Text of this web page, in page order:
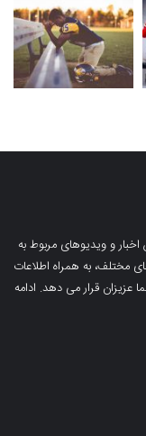
و ویدیوهای مربوط به
مختلف، به همراه اطلاعات
عزیزان قرار می دهد. ادامه